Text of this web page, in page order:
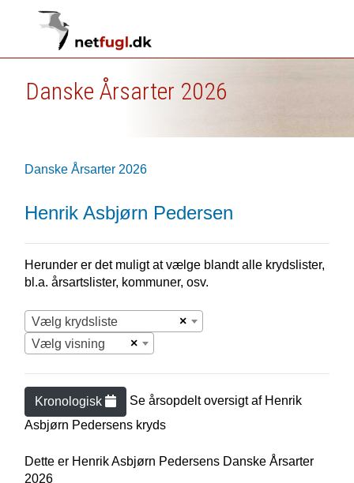
Danske Årsarter 2026
Danske Årsarter 2026
Henrik Asbjørn Pedersen
Herunder er det muligt at vælge blandt alle krydslister,
bl.a. årsartslister, kommuner, osv.
×
Vælg krydsliste
×
Vælg visning
Kronologisk Se årsopdelt oversigt af Henrik
Asbjørn Pedersens kryds
Dette er Henrik Asbjørn Pedersens Danske Årsarter
2026